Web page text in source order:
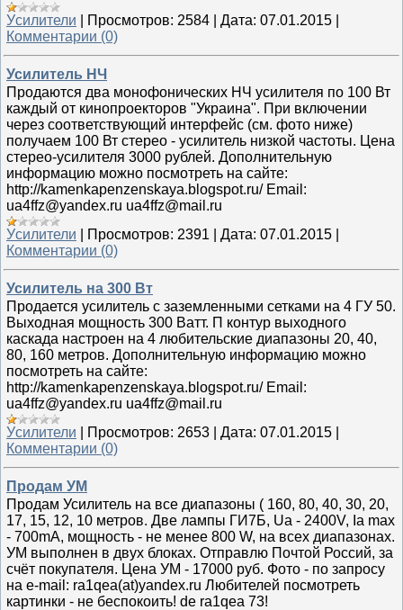
Уcилители
Просмотров: 2584 Дата: 07.01.2015
Комментарии (0)
Усилитель НЧ
Продаются два монофонических НЧ усилителя по 100 Вт
каждый от кинопроекторов "Украина". При включении
через соответствующий интерфейс (см. фото ниже)
получаем 100 Вт стерео - усилитель низкой частоты. Цена
стерео-усилителя 3000 рублей. Дополнительную
информацию можно посмотреть на сайте:
http://kamenkapenzenskaya.blogspot.ru/ Email:
ua4ffz@yandex.ru ua4ffz@mail.ru
Уcилители
Просмотров: 2391 Дата: 07.01.2015
Комментарии (0)
Усилитель на 300 Вт
Продается усилитель с заземленными сетками на 4 ГУ 50.
Выходная мощность 300 Ватт. П контур выходного
каскада настроен на 4 любительские диапазоны 20, 40,
80, 160 метров. Дополнительную информацию можно
посмотреть на сайте:
http://kamenkapenzenskaya.blogspot.ru/ Email:
ua4ffz@yandex.ru ua4ffz@mail.ru
Уcилители
Просмотров: 2653 Дата: 07.01.2015
Комментарии (0)
Продам УМ
Продам Усилитель на все диапазоны ( 160, 80, 40, 30, 20,
17, 15, 12, 10 метров. Две лампы ГИ7Б, Ua - 2400V, Ia max
- 700mA, мощность - не менее 800 W, на всех диапазонах.
УМ выполнен в двух блоках. Отправлю Почтой Россий, за
счёт покупателя. Цена УМ - 17000 руб. Фото - по запросу
на e-mail: ra1qea(at)yandex.ru Любителей посмотреть
картинки - не беспокоить! de ra1qea 73!